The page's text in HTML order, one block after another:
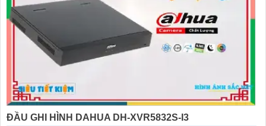
ĐẦU GHI HÌNH DAHUA DH-XVR5832S-I3